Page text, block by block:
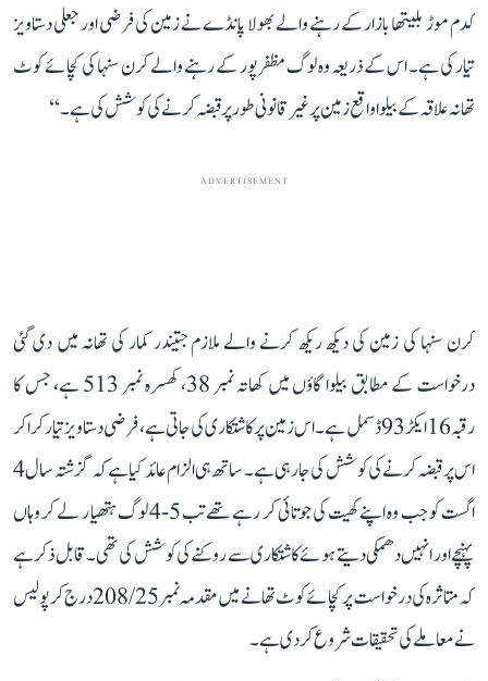
کدم موڑ بلیتھا بازار کے رہنے والے بھولا پانڈے نے زمین کی فرضی اور جعلی دستاویز
تیار کی ہے۔ اس کے ذریعہ وہ لوگ مظفرپور کے رہنے والے کرن سنہا کی کچائے کوٹ
تھانہ علاقہ کے بیلوا واقع زمین پر غیر قانونی طور پر قبضہ کرنے کی کوشش کی ہے۔‘‘
ADVERTISEMENT
کرن سنہا کی زمین کی دیکھ ریکھ کرنے والے ملازم جتیندر کمار کی تھانہ میں دی گئی
درخواست کے مطابق بیلوا گاؤں میں کھاتہ نمبر 38، کھسرہ نمبر 513 ہے، جس کا
رقبہ 16 ایکڑ 93 ڈسمل ہے۔ اس زمین پر کاشتکاری کی جاتی ہے، فرضی دستاویز تیار کرا کر
اس پر قبضہ کرنے کی کوشش کی جا رہی ہے۔ ساتھ ہی الزام عائد کیا ہے کہ گزشتہ سال 4
اگست کو جب وہ اپنے کھیت کی جوتائی کر رہے تھے تب 5-4 لوگ ہتھیار لے کر وہاں
پہنچے اور انہیں دھمکی دیتے ہوئے کاشتکاری سے روکنے کی کوشش کی تھی۔ قابل ذکر ہے
کہ متاثرہ کی درخواست پر کچائے کوٹ تھانے میں مقدمہ نمبر 208/25 درج کر پولیس
نے معاملے کی تحقیقات شروع کر دی ہے۔